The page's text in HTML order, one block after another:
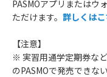
PASMOアプリまたはウ
ただけます。 詳しくはこ
【注意】
※ 実習用通学定期券な
のPASMOで発売できな